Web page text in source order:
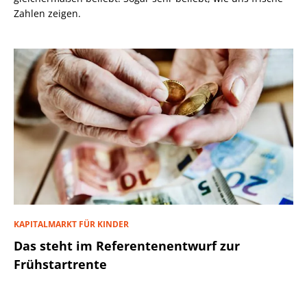
Zahlen zeigen.
KAPITALMARKT FÜR KINDER
Das steht im Referentenentwurf zur
Frühstartrente